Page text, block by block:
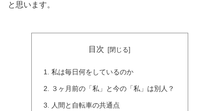
と思います。
目次
私は毎日何をしているのか
３ヶ月前の「私」と今の「私」は別人？
人間と自転車の共通点